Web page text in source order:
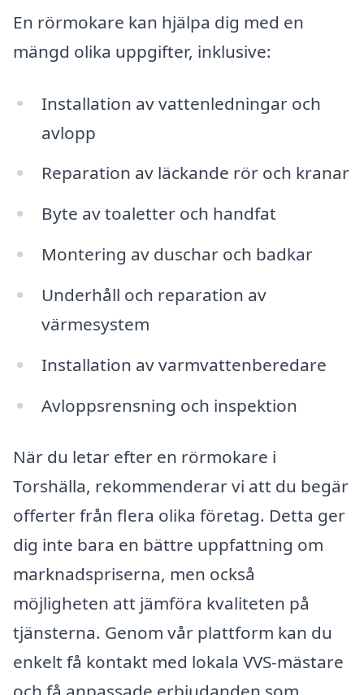
En rörmokare kan hjälpa dig med en
mängd olika uppgifter, inklusive:
Installation av vattenledningar och
avlopp
Reparation av läckande rör och kranar
Byte av toaletter och handfat
Montering av duschar och badkar
Underhåll och reparation av
värmesystem
Installation av varmvattenberedare
Avloppsrensning och inspektion
När du letar efter en rörmokare i
Torshälla, rekommenderar vi att du begär
offerter från flera olika företag. Detta ger
dig inte bara en bättre uppfattning om
marknadspriserna, men också
möjligheten att jämföra kvaliteten på
tjänsterna. Genom vår plattform kan du
enkelt få kontakt med lokala VVS-mästare